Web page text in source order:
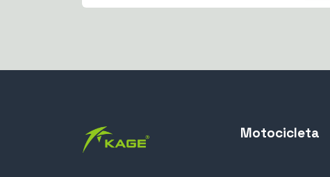
Motocicleta